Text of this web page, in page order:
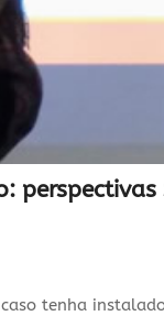
perspectivas
tenha